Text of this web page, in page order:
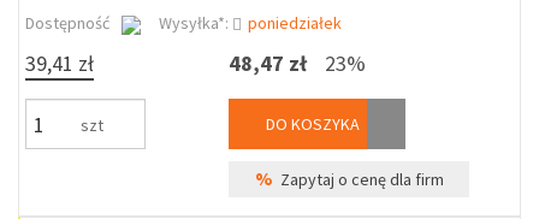
Dostępność
Wysyłka*: poniedziałek
39,41 zł
szt
48,47 zł 23%
DO KOSZYKA
% Zapytaj o cenę dla firm